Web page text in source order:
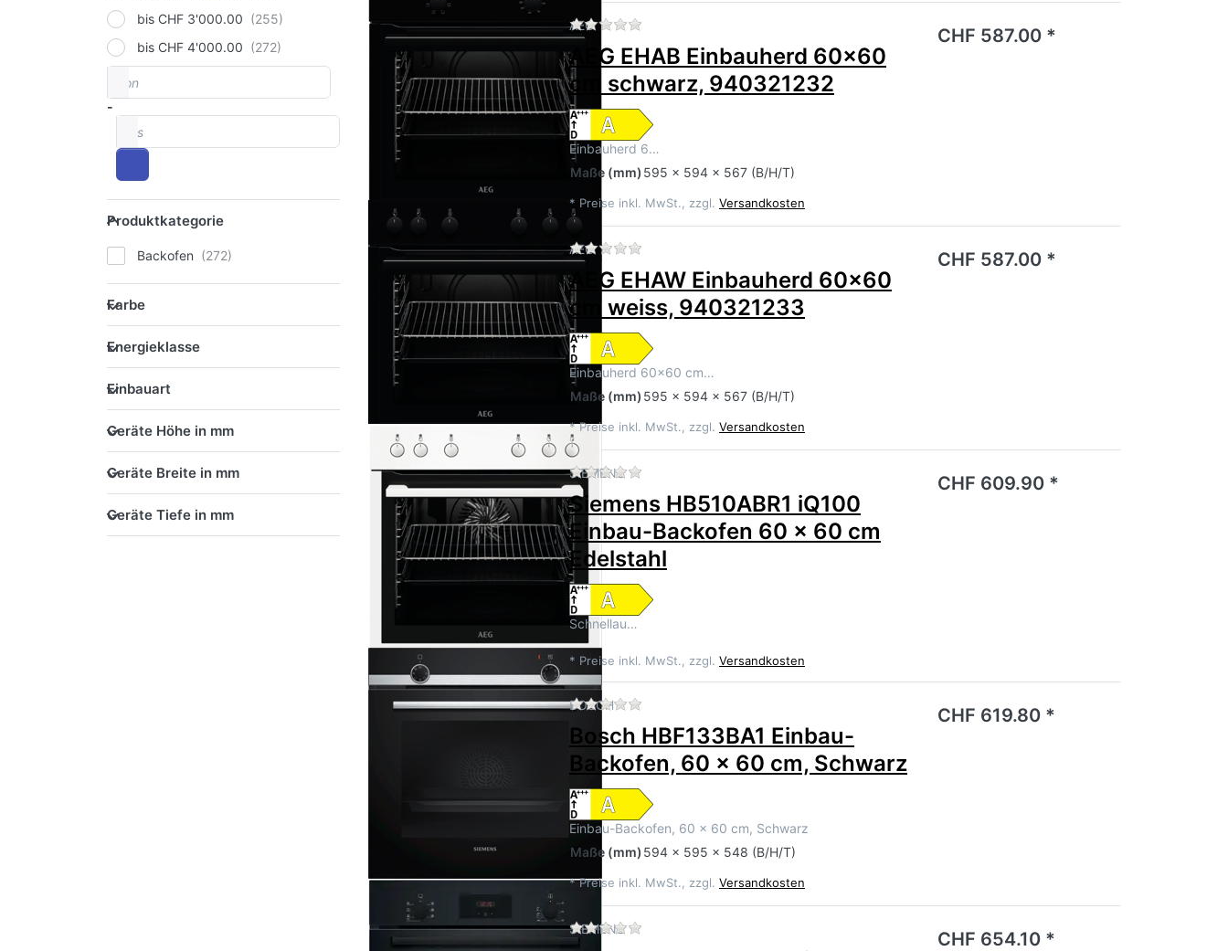
bis CHF 3'000.00
bis CHF 4'000.00
Preisspanne
-
Produktkategorie
Produktkategorie
Backofen
Farbe
Farbe
Energieklasse
Energieklasse
Einbauart
Einbauart
Geräte Höhe in mm
Geräte Höhe in mm
Geräte Breite in mm
Geräte Breite in mm
Geräte Tiefe in mm
Geräte Tiefe in mm
AEG Zu diesem Produkt liegen noch keine Bewertungen vor.
AEG EHAB Einbauherd 60x60
cm schwarz, 940321232
Einbauherd 6…
Maße (mm) 595 x 594 x 567 (B/H/T)
* Preise inkl. MwSt., zzgl. Versandkosten
CHF 587.00 *
AEG Zu diesem Produkt liegen noch keine Bewertungen vor.
AEG EHAW Einbauherd 60x60
cm weiss, 940321233
Einbauherd 60x60 cm…
Maße (mm) 595 x 594 x 567 (B/H/T)
* Preise inkl. MwSt., zzgl. Versandkosten
CHF 587.00 *
SIEMENS
Siemens HB510ABR1 iQ100
Einbau-Backofen 60 x 60 cm
Edelstahl
Schnellau…
* Preise inkl. MwSt., zzgl. Versandkosten
CHF 609.90 *
BOSCH
Bosch HBF133BA1 Einbau-
Backofen, 60 x 60 cm, Schwarz
Einbau-Backofen, 60 x 60 cm, Schwarz
Maße (mm) 594 x 595 x 548 (B/H/T)
* Preise inkl. MwSt., zzgl. Versandkosten
CHF 619.80 *
SIEMENS CHF 654.10 *